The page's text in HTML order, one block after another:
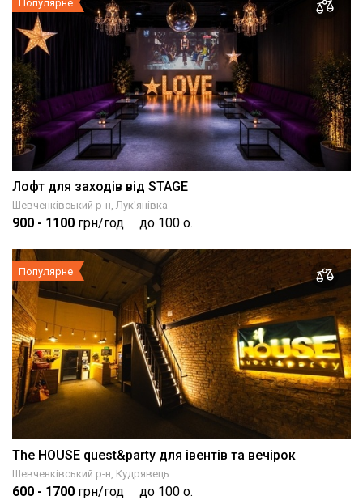
Популярне
Лофт для заходів від STAGE
Шевченківський р-н, Лук'янівка
900 - 1100 грн/год до 100 о.
Популярне
The HOUSE quest&party для івентів та вечірок
Шевченківський р-н, Кудрявець
600 - 1700 грн/год до 100 о.